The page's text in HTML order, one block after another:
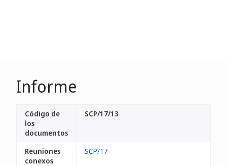
Informe
Código de
los
documentos
SCP/17/13
Reuniones
conexos
SCP/17